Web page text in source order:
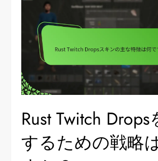
Rust Twitch
するための戦略